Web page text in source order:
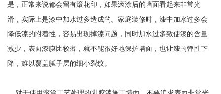
是，正常来说都会留有滚花印，如果滚涂后的墙面看起来非常光
滑，实际上是漆中加水过多造成的。家庭装修时，漆中加水过多会
降低漆的附着性，容易出现掉漆问题，同时加水过多致使漆的含量
减少，表面漆膜比较薄，就不能很好地保护墙面，也让漆的弹性下
降，难以覆盖腻子层的细小裂纹。